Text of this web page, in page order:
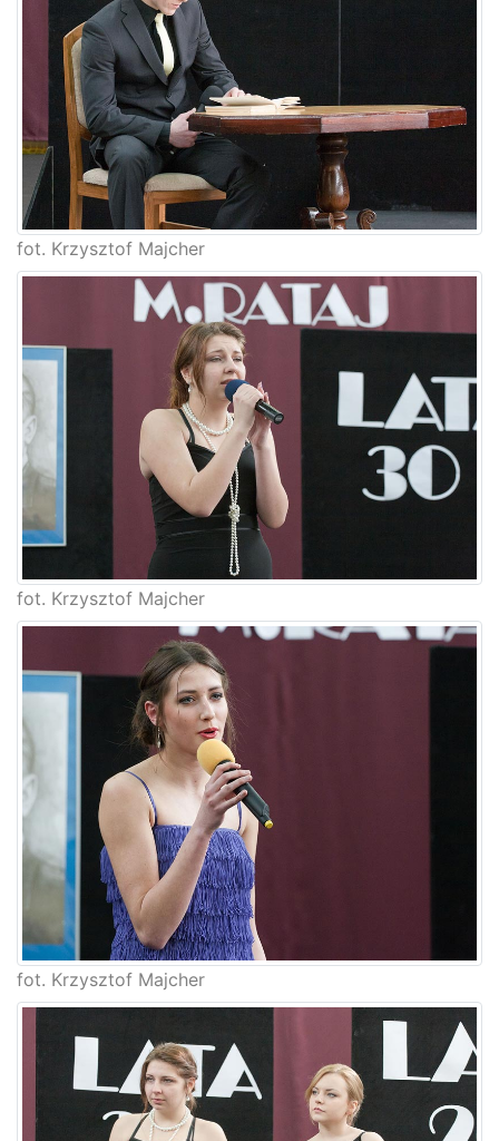
fot. Krzysztof Majcher
fot. Krzysztof Majcher
fot. Krzysztof Majcher